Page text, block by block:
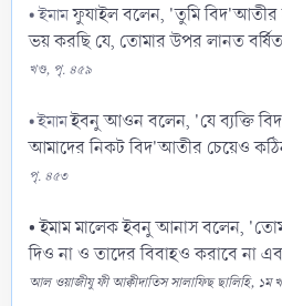
•ইমামফুযাইল বলেন, 'তুমি বিদ'আতীর
ভয় করছি যে, তোমার উপর লানত
খণ্ড, পৃ. ৪৫৯
• ইমামইবনু আওন বলেন, 'যে ব্যক্তি
আমাদের নিকট বিদ'আতীর চেয়েও
পৃ. ৪৫৩
• ইমাম মালেক ইবনু আনাস বলেন,
দিও না ও তাদের বিবাহও করাবে না
আল ওয়াজীযু ফী আক্বীদাতিস সালাফিছ ছালিহি, ১ম